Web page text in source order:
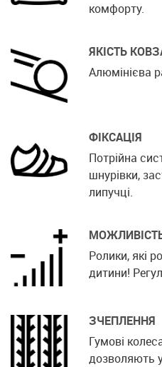
комфорту.
ЯКІСТЬ
Алюмінієва
ФІКСАЦІЯ
Потрійна
шнурівки,
липучці.
Ролики, які
дитини!
ЗЧЕПЛЕННЯ
Гумові
дозволяють